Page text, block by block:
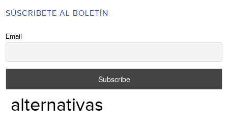
SÚSCRIBETE AL BOLETÍN
Email
alternativas